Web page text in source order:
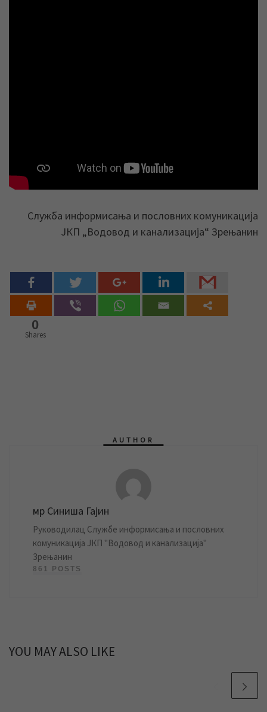
Служба информисања и пословних комуникација
ЈКП „Водовод и канализација“ Зрењанин
0
Shares
AUTHOR
мр Синиша Гајин
Руководилац Службе информисања и пословних
комуникација ЈКП "Водовод и канализација"
Зрењанин
861 POSTS
YOU MAY ALSO LIKE